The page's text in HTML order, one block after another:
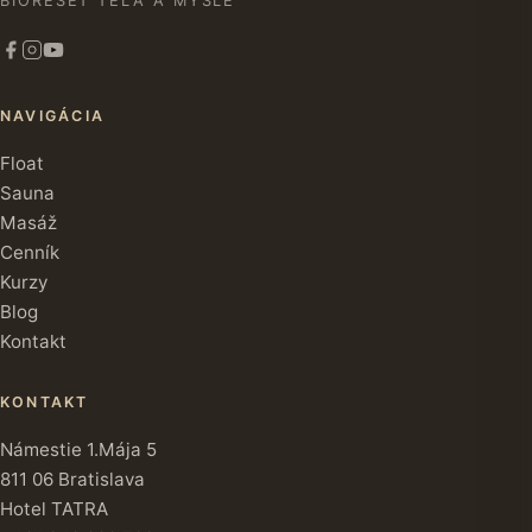
NAVIGÁCIA
Float
Sauna
Masáž
Cenník
Kurzy
Blog
Kontakt
KONTAKT
Námestie 1.Mája 5
811 06 Bratislava
Hotel TATRA